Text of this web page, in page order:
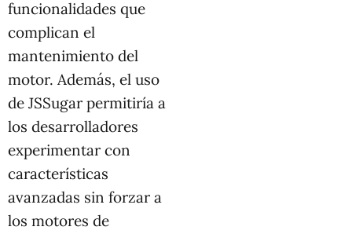
funcionalidades que
complican el
mantenimiento del
motor. Además, el uso
de JSSugar permitiría a
los desarrolladores
experimentar con
características
avanzadas sin forzar a
los motores de